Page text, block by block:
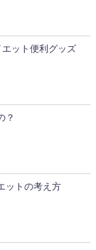
ット便利グッズ
？
ットの考え方